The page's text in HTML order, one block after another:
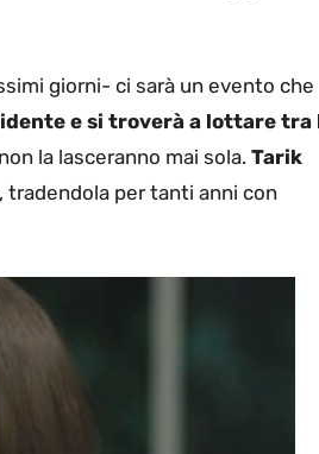
giorni- ci sarà un evento che
e si troverà a lottare tra
la lasceranno mai sola.Tarik
per tanti anni con